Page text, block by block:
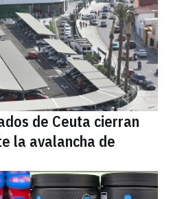
de Ceuta cierran
la avalancha de